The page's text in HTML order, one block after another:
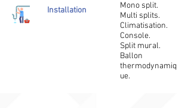
Installation
Mono split.
Multi splits.
Climatisation.
Console.
Split mural.
Ballon
thermodynamiq
ue.